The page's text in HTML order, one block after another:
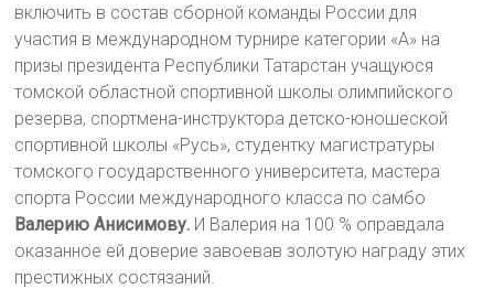
включить в состав сборной команды России для
участия в международном турнире категории «А» на
призы президента Республики Татарстан учащуюся
томской областной спортивной школы олимпийского
резерва, спортмена-инструктора детско-юношеской
спортивной школы «Русь», студентку магистратуры
томского государственного университета, мастера
спорта России международного класса по самбо
Валерию Анисимову. И Валерия на 100 % оправдала
оказанное ей доверие завоевав золотую награду этих
престижных состязаний.